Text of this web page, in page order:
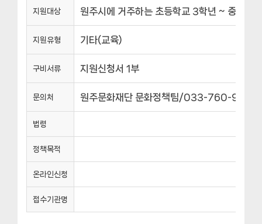
지원대상 원주시에 거주하는 초등학교 3학년 ~ 중학교
지원유형 기타(교육)
구비서류 지원신청서 1부
문의처 원주문화재단 문화정책팀/033-760-9834
법령
정책목적
온라인신청
접수기관명